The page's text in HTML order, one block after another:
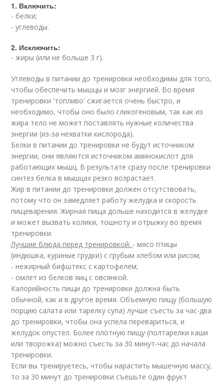
1. Включить:
- белки;
- углеводы.
2. Исключить:
- жиры (или не больше 3 г).
Углеводы в питании до тренировки необходимы для того,
чтобы обеспечить мышцы и мозг энергией. Во время
тренировки 'топливо' сжигается очень быстро, и
необходимо, чтобы оно было гликогеновым, так как из
жира тело не может поставлять нужные количества
энергии (из-за нехватки кислорода).
Белки в питании до тренировки не будут источником
энергии, они являются источником аминокислот для
работающих мышц. В результате сразу после тренировки
синтез белка в мышцах резко возрастает.
Жир в питании до тренировки должен отсутствовать,
потому что он замедляет работу желудка и скорость
пищеварения. Жирная пища дольше находится в желудке
и может вызвать колики, тошноту и отрыжку во время
тренировки.
Лучшие блюда перед тренировкой: - мясо птицы
(индюшка, куриные грудки) с грубым хлебом или рисом;
- нежирный бифштекс с картофелем;
- омлет из белков яиц с овсянкой.
Калорийность пищи до тренировки должна быть
обычной, как и в другое время. Объемную пищу (большую
порцию салата или тарелку супа) лучше съесть за час-два
до тренировки, чтобы она успела перевариться, и
желудок опустел. Более плотную пищу (полтарелки каши
или творожка) можно съесть за 30 минут-час до начала
тренировки.
Если вы тренируетесь, чтобы нарастить мышечную массу,
то за 30 минут до тренировки съешьте один фрукт